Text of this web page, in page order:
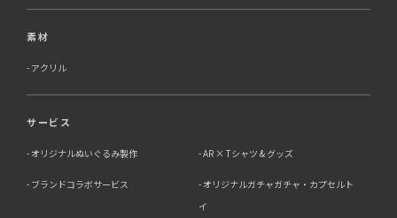
素材
アクリル
サービス
オリジナルぬいぐるみ製作 AR × Tシャツ & グッズ
ブランドコラボサービス
オリジナルガチャガチャ・カプセルト
イ